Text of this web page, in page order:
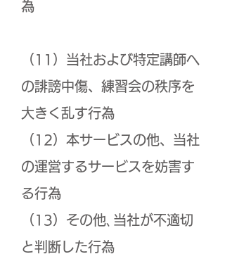
為
（11）当社および特定講師へ
の誹謗中傷、練習会の秩序を
大きく乱す行為
（12）本サービスの他、当社
の運営するサービスを妨害す
る行為
（13）その他､当社が不適切
と判断した行為